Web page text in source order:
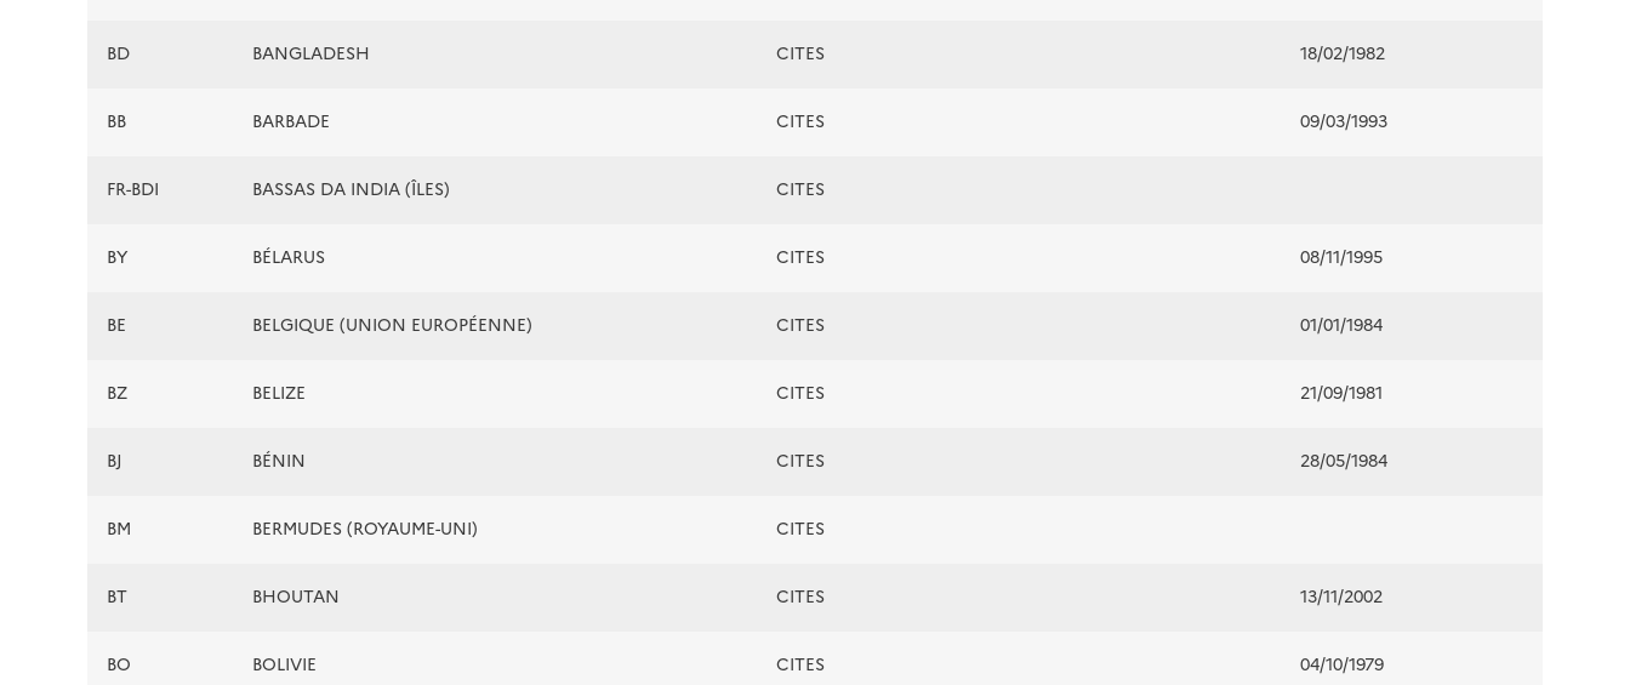
BD BANGLADESH CITES 18/02/1982
BB BARBADE CITES 09/03/1993
FR-BDI BASSAS DA INDIA (ÎLES) CITES
BY BÉLARUS CITES 08/11/1995
BE BELGIQUE (UNION EUROPÉENNE) CITES 01/01/1984
BZ BELIZE CITES 21/09/1981
BJ BÉNIN CITES 28/05/1984
BM BERMUDES (ROYAUME-UNI) CITES
BT BHOUTAN CITES 13/11/2002
BO BOLIVIE CITES 04/10/1979